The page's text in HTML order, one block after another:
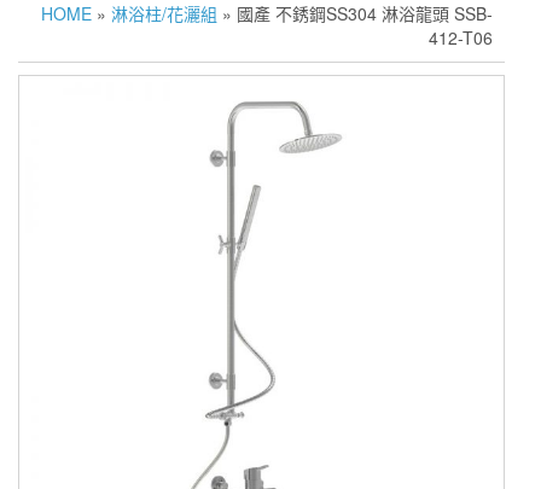
HOME » 淋浴柱/花灑組 » 國產 不銹鋼SS304 淋浴龍頭 SSB-
412-T06